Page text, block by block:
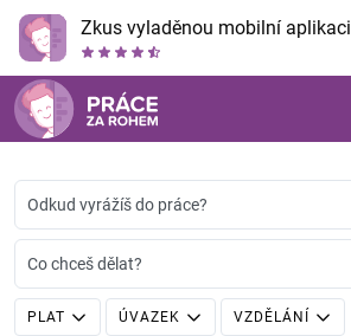
Zkus vyladěnou mobilní aplikaci
Odkud vyrážíš do práce?
Co chceš dělat?
PLAT ÚVAZEK VZDĚLÁNÍ